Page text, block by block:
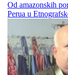
Od amazonskih
Perua u